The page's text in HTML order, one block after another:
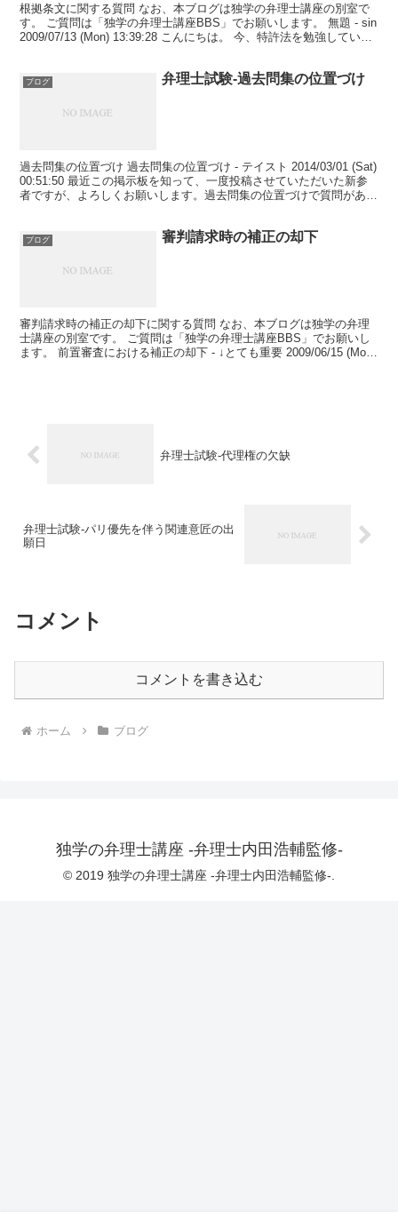
根拠条文に関する質問 なお、本ブログは独学の弁理士講座の別室で
す。 ご質問は「独学の弁理士講座BBS」でお願いします。 無題 - sin
2009/07/13 (Mon) 13:39:28 こんにちは。 今、特許法を勉強していま
ブログ 弁理士試験-過去問集の位置づけ
過去問集の位置づけ 過去問集の位置づけ - テイスト 2014/03/01 (Sat)
00:51:50 最近この掲示板を知って、一度投稿させていただいた新参
者ですが、よろしくお願いします。過去問集の位置づけで質問があり
ブログ 審判請求時の補正の却下
審判請求時の補正の却下に関する質問 なお、本ブログは独学の弁理
士講座の別室です。 ご質問は「独学の弁理士講座BBS」でお願いし
ます。 前置審査における補正の却下 - ↓とても重要 2009/06/15 (Mon)
弁理士試験-代理権の欠缺
弁理士試験-パリ優先を伴う関連意匠の出
願日
コメント
コメントを書き込む
ホーム ブログ
独学の弁理士講座 -弁理士内田浩輔監修-
© 2019 独学の弁理士講座 -弁理士内田浩輔監修-.